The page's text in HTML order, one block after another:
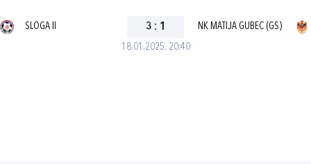
18.01.2025. 20:40
SLOGA II 3 : 1 NK MATIJA GUBEC (GS)